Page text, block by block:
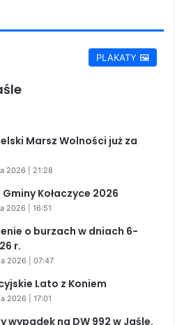
PLAKATY 🖼️
Marsz Wolności już za
2026 | 21:28
Gminy Kołaczyce 2026
2026 | 16:51
o burzach w dniach 6-
r.
2026 | 07:47
Lato z Koniem
2026 | 17:01
wypadek na DW 992 w Jaśle.